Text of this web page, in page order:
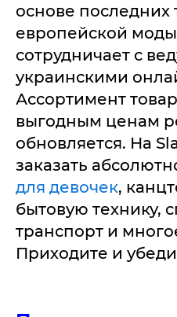
основе последних
европейской
сотрудничает с
украинскими
Ассортимент
выгодным ценам
обновляется. На
заказать
для девочек,
бытовую технику,
транспорт и
Приходите и